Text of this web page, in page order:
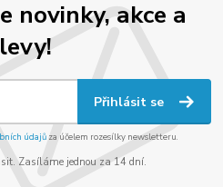
novinky, akce a
Přihlásit se
údajůza účelem rozesílky newsletteru.
Zasíláme jednou za 14 dní.